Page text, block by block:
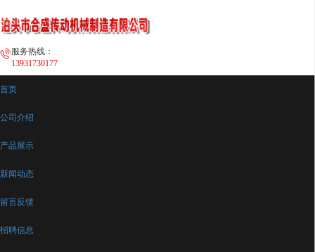
服务热线：
13931730177
首页
公司介绍
产品展示
新闻动态
留言反馈
招聘信息